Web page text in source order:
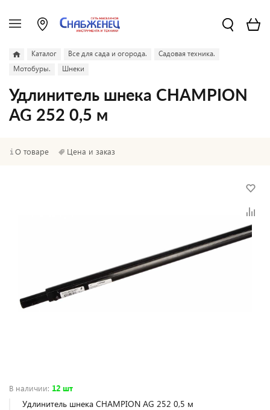
Каталог Все для сада и огорода.
Садовая техника.
Мотобуры.
Шнеки
Удлинитель шнека CHAMPION
AG 252 0,5 м
О товаре Цена и заказ
В наличии: 12 шт
Удлинитель шнека CHAMPION AG 252 0,5 м